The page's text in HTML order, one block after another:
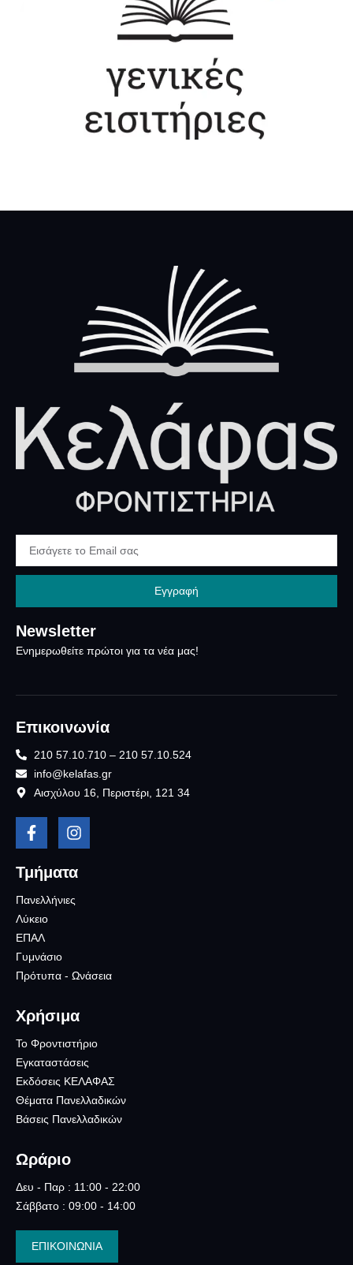
Newsletter
Ενημερωθείτε πρώτοι για τα νέα μας!
Εγγραφή
Επικοινωνία
210 57.10.710 – 210 57.10.524
info@kelafas.gr
Αισχύλου 16, Περιστέρι, 121 34
Τμήματα
Πανελλήνιες
Λύκειο
ΕΠΑΛ
Γυμνάσιο
Πρότυπα - Ωνάσεια
Χρήσιμα
Το Φροντιστήριο
Εγκαταστάσεις
Εκδόσεις ΚΕΛΑΦΑΣ
Θέματα Πανελλαδικών
Βάσεις Πανελλαδικών
Ωράριο
Δευ - Παρ : 11:00 - 22:00
Σάββατο : 09:00 - 14:00
ΕΠΙΚΟΙΝΩΝΙΑ